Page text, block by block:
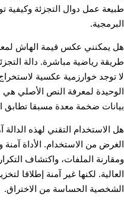
طبيعة عمل دوال التجزئة
البرمجية.
هل يمكنني عكس قيمة الهاش
طريقة رياضية مباشرة. دالة
لا توجد خوارزمية عكسية
الوحيدة لمعرفة النص الأصلي هي
بيانات ضخمة معدة مسبقا تطابق
هل الاستخدام التقني لهذه
الغرض من الاستخدام. الأداة
ومقارنة الملفات، واكتشاف
العالية. لكنها غير آمنة إطلاقا
الشخصية الحساسة من الاختراق.